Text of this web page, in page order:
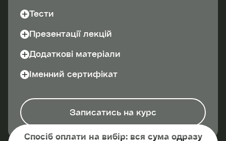
Тести
Презентації лекцій
Додаткові матеріали
Іменний сертифікат
Записатись на курс
Спосіб оплати на вибір: вся сума одразу